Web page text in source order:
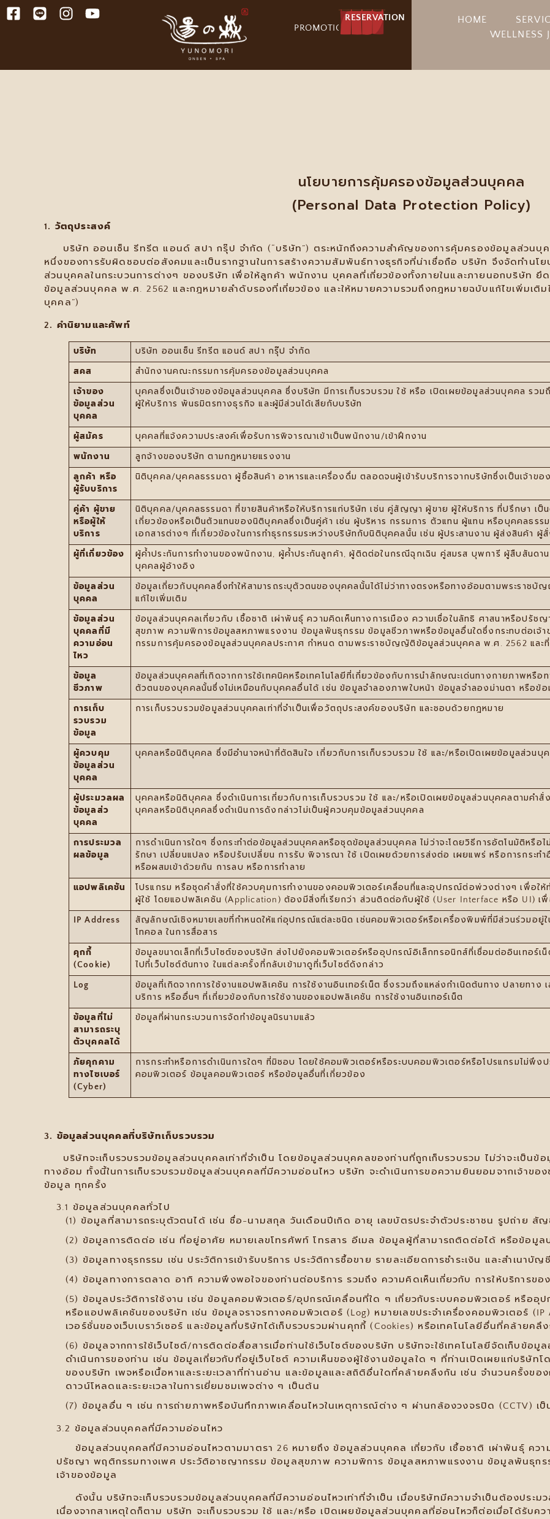
PROMOTION
RESERVATION HOME
WELLNESS
นโยบายการคุ้มครองข้อมูลส่วนบุคคล
(Personal Data Protection Policy)
1. วัตถุประสงค์
บริษัท ออนเซ็น รีทรีต แอนด์ สปา กรุ๊ป จำกัด (“บริษัท”) ตระหนักถึงความสำคัญของการคุ้มครองข้อมูลส่วนบุ
หนึ่งของการรับผิดชอบต่อสังคมและเป็นรากฐานในการสร้างความสัมพันธ์ทางธุรกิจที่น่าเชื่อถือ บริษัท จึงจัดทำน
ส่วนบุคคลในกระบวนการต่างๆ ของบริษัท เพื่อให้ลูกค้า พนักงาน บุคคลที่เกี่ยวข้องทั้งภายในและภายนอกบริษัท
ข้อมูลส่วนบุคคล พ.ศ. 2562 และกฎหมายลำดับรองที่เกี่ยวข้อง และให้หมายความรวมถึงกฎหมายฉบับแก้ไขเพิ่มเ
บุคคล”)
2. คำนิยามและศัพท์
บริษัท บริษัท ออนเซ็น รีทรีต แอนด์ สปา กรุ๊ป จำกัด
สคส สำนักงานคณะกรรมการคุ้มครองข้อมูลส่วนบุคคล
เจ้าของ
ข้อมูลส่วน
บุคคล
บุคคลซึ่งเป็นเจ้าของข้อมูลส่วนบุคคล ซึ่งบริษัท มีการเก็บรวบรวม ใช้ หรือ เปิดเผยข้อมูลส่วนบุคคล รว
ผู้ให้บริการ พันธมิตรทางธุรกิจ และผู้มีส่วนได้เสียกับบริษัท
ผู้สมัคร บุคคลที่แจ้งความประสงค์เพื่อรับการพิจารณาเข้าเป็นพนักงาน/เข้าฝึกงาน
พนักงาน ลูกจ้างของบริษัท ตามกฎหมายแรงงาน
ลูกค้า หรือ
ผู้รับบริการ
นิติบุคคล/บุคคลธรรมดา ผู้ซื้อสินค้า อาหารและเครื่องดื่ม ตลอดจนผู้เข้ารับบริการจากบริษัทซึ่งเป็นเจ้าข
คู่ค้า ผู้ขาย
หรือผู้ให้
บริการ
นิติบุคคล/บุคคลธรรมดา ที่ขายสินค้าหรือให้บริการแก่บริษัท เช่น คู่สัญญา ผู้ขาย ผู้ให้บริการ ที่ปรึกษา เป็
เกี่ยวข้องหรือเป็นตัวแทนของนิติบุคคลซึ่งเป็นคู่ค้า เช่น ผู้บริหาร กรรมการ ตัวแทน ผู้แทน หรือบุคคลธรร
เอกสารต่างๆ ที่เกี่ยวข้องในการทำธุรกรรมระหว่างบริษัทกับนิติบุคคลนั้น เช่น ผู้ประสานงาน ผู้ส่งสินค้า ผู้
ผู้ที่เกี่ยวข้อง
ผู้ค้ำประกันการทำงานของพนักงาน, ผู้ค้ำประกันลูกค้า, ผู้ติดต่อในกรณีฉุกเฉิน คู่สมรส บุพการี ผู้สืบสันด
บุคคลผู้อ้างอิง
ข้อมูลส่วน
บุคคล
ข้อมูลเกี่ยวกับบุคคลซึ่งทำให้สามารถระบุตัวตนของบุคคลนั้นได้ไม่ว่าทางตรงหรือทางอ้อมตามพระราช
แก้ไขเพิ่มเติม
ข้อมูลส่วน
บุคคลที่มี
ความอ่อน
ไหว
ข้อมูลส่วนบุคคลเกี่ยวกับ เชื้อชาติ เผ่าพันธุ์ ความคิดเห็นทางการเมือง ความเชื่อในลัทธิ ศาสนาหรือปรั
สุขภาพ ความพิการข้อมูลสหภาพแรงงาน ข้อมูลพันธุกรรม ข้อมูลชีวภาพหรือข้อมูลอื่นใดซึ่งกระทบต่อเจ้
กรรมการคุ้มครองข้อมูลส่วนบุคคลประกาศ กำหนด ตามพระราชบัญญัติข้อมูลส่วนบุคคล พ.ศ. 2562 และที่
ข้อมูล
ชีวภาพ
ข้อมูลส่วนบุคคลที่เกิดจากการใช้เทคนิคหรือเทคโนโลยีที่เกี่ยวข้องกับการนําลักษณะเด่นทางกายภาพหรื
ตัวตนของบุคคลนั้นซึ่งไม่เหมือนกับบุคคลอื่นได้ เช่น ข้อมูลจําลองภาพใบหน้า ข้อมูลจําลองม่านตา หรือข้อ
การเก็บ
รวบรวม
ข้อมูล
การเก็บรวบรวมข้อมูลส่วนบุคคลเท่าที่จำเป็นเพื่อวัตถุประสงค์ของบริษัท และชอบด้วยกฎหมาย
ผู้ควบคุม
ข้อมูลส่วน
บุคคล
บุคคลหรือนิติบุคคล ซึ่งมีอำนาจหน้าที่ตัดสินใจ เกี่ยวกับการเก็บรวบรวม ใช้ และ/หรือเปิดเผยข้อมูลส่วนบุ
ผู้ประมวลผล
ข้อมูลส่ว
บุคคล
บุคคลหรือนิติบุคคล ซึ่งดำเนินการเกี่ยวกับการเก็บรวบรวม ใช้ และ/หรือเปิดเผยข้อมูลส่วนบุคคลตามคำ
บุคคลหรือนิติบุคคลซึ่งดำเนินการดังกล่าวไม่เป็นผู้ควบคุมข้อมูลส่วนบุคคล
การประมวล
ผลข้อมูล
การดําเนินการใดๆ ซึ่งกระทําต่อข้อมูลส่วนบุคคลหรือชุดข้อมูลส่วนบุคคล ไม่ว่าจะโดยวิธีการอัตโนมัติหรือ
รักษา เปลี่ยนแปลง หรือปรับเปลี่ยน การรับ พิจารณา ใช้ เปิดเผยด้วยการส่งต่อ เผยแพร่ หรือการกระทํา
หรือผสมเข้าด้วยกัน การลบ หรือการทําลาย
แอปพลิเคชัน
โปรแกรม หรือชุดคําสั่งที่ใช้ควบคุมการทำงานของคอมพิวเตอร์เคลื่อนที่และอุปกรณ์ต่อพ่วงต่างๆ เพื่อใ
ผู้ใช้ โดยแอปพลิเคชัน (Application) ต้องมีสิ่งที่เรียกว่า ส่วนติดต่อกับผู้ใช้ (User Interface หรือ UI) เพื่
IP Address
สัญลักษณ์เชิงหมายเลขที่กำหนดให้แก่อุปกรณ์แต่ละชนิด เช่นคอมพิวเตอร์หรือเครื่องพิมพ์ที่มีส่วนร่วมอยู่ใ
โทคอล ในการสื่อสาร
คุกกี้
(Cookie)
ข้อมูลขนาดเล็กที่เว็บไซต์ของบริษัท ส่งไปยังคอมพิวเตอร์หรืออุปกรณ์อิเล็กทรอนิกส์ที่เชื่อมต่ออินเทอร์
ไปที่เว็บไซต์ต้นทาง ในแต่ละครั้งที่กลับเข้ามาดูที่เว็บไซต์ดังกล่าว
Log
ข้อมูลที่เกิดจากการใช้งานแอปพลิเคชัน การใช้งานอินเทอร์เน็ต ซึ่งรวมถึงแหล่งกำเนิดต้นทาง ปลายทาง
บริการ หรืออื่นๆ ที่เกี่ยวข้องกับการใช้งานของแอปพลิเคชัน การใช้งานอินเทอร์เน็ต
ข้อมูลที่ไม่
สามารถระบุ
ตัวบุคคลได้
ข้อมูลที่ผ่านกระบวนการจัดทําข้อมูลนิรนามแล้ว
ภัยคุกคาม
ทางไซเบอร์
(Cyber)
การกระทำหรือการดำเนินการใดๆ ที่มิชอบ โดยใช้คอมพิวเตอร์หรือระบบคอมพิวเตอร์หรือโปรแกรมไม่พึง
คอมพิวเตอร์ ข้อมูลคอมพิวเตอร์ หรือข้อมูลอื่นที่เกี่ยวข้อง
3. ข้อมูลส่วนบุคคลที่บริษัทเก็บรวบรวม
บริษัทจะเก็บรวบรวมข้อมูลส่วนบุคคลเท่าที่จำเป็น โดยข้อมูลส่วนบุคคลของท่านที่ถูกเก็บรวบรวม ไม่ว่าจะเป็นข้
ทางอ้อม ทั้งนี้ในการเก็บรวบรวมข้อมูลส่วนบุคคลที่มีความอ่อนไหว บริษัท จะดำเนินการขอความยินยอมจากเจ้าข
ข้อมูล ทุกครั้ง
3.1 ข้อมูลส่วนบุคคลทั่วไป
ข้อมูลที่สามารถระบุตัวตนได้ เช่น ชื่อ-นามสกุล วันเดือนปีเกิด อายุ เลขบัตรประจำตัวประชาชน รูปถ่าย สั
ข้อมูลการติดต่อ เช่น ที่อยู่อาศัย หมายเลขโทรศัพท์ โทรสาร อีเมล ข้อมูลผู้ที่สามารถติดต่อได้ หรือข้อมูล
ข้อมูลทางธุรกรรม เช่น ประวัติการเข้ารับบริการ ประวัติการซื้อขาย รายละเอียดการชำระเงิน และสำเนาบัญ
ข้อมูลทางการตลาด อาทิ ความพึงพอใจของท่านต่อบริการ รวมถึง ความคิดเห็นเกี่ยวกับ การให้บริการขอ
ข้อมูลประวัติการใช้งาน เช่น ข้อมูลคอมพิวเตอร์/อุปกรณ์เคลื่อนที่ใด ๆ เกี่ยวกับระบบคอมพิวเตอร์ หรืออุป
หรือแอปพลิเคชันของบริษัท เช่น ข้อมูลจราจรทางคอมพิวเตอร์ (Log) หมายเลขประจำเครื่องคอมพิวเตอร์
เวอร์ชั่นของเว็บเบราว์เซอร์ และข้อมูลที่บริษัทได้เก็บรวบรวมผ่านคุกกี้ (Cookies) หรือเทคโนโลยีอื่นที่คล้ายคลึ
ข้อมูลจากการใช้เว็บไซต์/การติดต่อสื่อสารเมื่อท่านใช้เว็บไซต์ของบริษัท บริษัทจะใช้เทคโนโลยีจัดเก็บข้อมู
ดำเนินการของท่าน เช่น ข้อมูลเกี่ยวกับที่อยู่เว็บไซต์ ความเห็นของผู้ใช้งานข้อมูลใด ๆ ที่ท่านเปิดเผยแก่บริษัท
ของบริษัท เพจหรือเนื้อหาและระยะเวลาที่ท่านอ่าน และข้อมูลและสถิติอื่นใดที่คล้ายคลึงกัน เช่น จำนวนครั้งข
ดาวน์โหลดและระยะเวลาในการเยี่ยมชมเพจต่าง ๆ เป็นต้น
ข้อมูลอื่น ๆ เช่น การถ่ายภาพหรือบันทึกภาพเคลื่อนไหวในเหตุการณ์ต่าง ๆ ผ่านกล้องวงจรปิด (CCTV) เป็
3.2 ข้อมูลส่วนบุคคลที่มีความอ่อนไหว
ข้อมูลส่วนบุคคลที่มีความอ่อนไหวตามมาตรา 26 หมายถึง ข้อมูลส่วนบุคคล เกี่ยวกับ เชื้อชาติ เผ่าพันธุ์ ความ
ปรัชญา พฤติกรรมทางเพศ ประวัติอาชญากรรม ข้อมูลสุขภาพ ความพิการ ข้อมูลสหภาพแรงงาน ข้อมูลพันธุก
เจ้าของข้อมูล
ดังนั้น บริษัทจะเก็บรวบรวมข้อมูลส่วนบุคคลที่มีความอ่อนไหวเท่าที่จำเป็น เมื่อบริษัทมีความจำเป็นต้องประ
เนื่องจากสาเหตุใดก็ตาม บริษัท จะเก็บรวบรวม ใช้ และ/หรือ เปิดเผยข้อมูลส่วนบุคคลที่อ่อนไหวก็ต่อเมื่อได้รับ